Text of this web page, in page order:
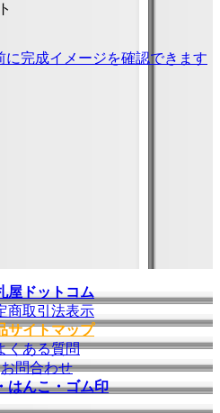
に完成イメージを確認できます
屋ドットコム
商取引法表示
サイトマップ
くある質問
お問合わせ
はんこ・ゴム印